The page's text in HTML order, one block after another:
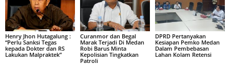
Henry Jhon Hutagalung :
“Perlu Sanksi Tegas
kepada Dokter dan RS
Lakukan Malpraktek”
Curanmor dan Begal
Marak Terjadi Di Medan
Robi Barus Minta
Kepolisian Tingkatkan
Patroli
DPRD Pertanyakan
Kesiapan Pemko Medan
Dalam Pembebasan
Lahan Kolam Retensi